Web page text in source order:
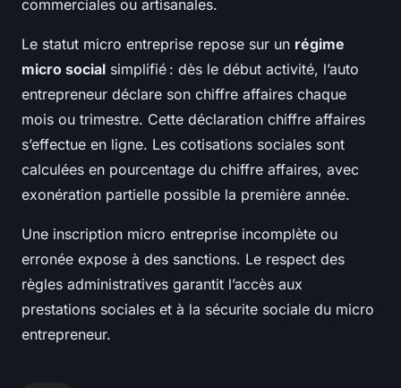
commerciales ou artisanales.
Le statut micro entreprise repose sur un régime
micro social simplifié : dès le début activité, l’auto
entrepreneur déclare son chiffre affaires chaque
mois ou trimestre. Cette déclaration chiffre affaires
s’effectue en ligne. Les cotisations sociales sont
calculées en pourcentage du chiffre affaires, avec
exonération partielle possible la première année.
Une inscription micro entreprise incomplète ou
erronée expose à des sanctions. Le respect des
règles administratives garantit l’accès aux
prestations sociales et à la sécurite sociale du micro
entrepreneur.